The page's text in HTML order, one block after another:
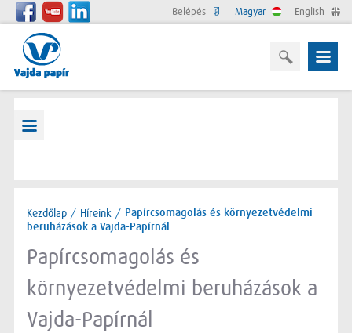
English
Magyar
Belépés
Kezdőlap / Híreink / Papírcsomagolás és környezetvédelmi
beruházások a Vajda-Papírnál
Papírcsomagolás és
környezetvédelmi beruházások a
Vajda-Papírnál